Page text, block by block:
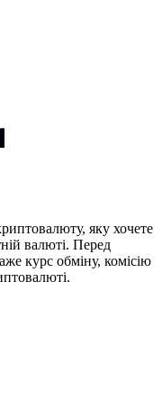
яку хочете
валюті. Перед
курс обміну, комісію